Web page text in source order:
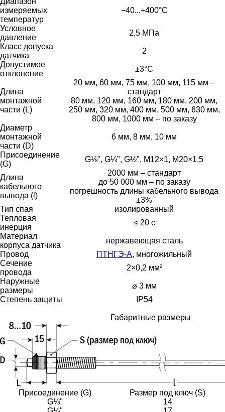
измеряемых
температур
−40...+400°С
Условное
давление
2,5 МПа
Класс допуска
датчика
2
Допустимое
отклонение
±3°С
Длина
монтажной
части (L)
20 мм, 60 мм, 75 мм, 100 мм, 115 мм –
стандарт
80 мм, 120 мм, 160 мм, 180 мм, 200 мм,
250 мм, 320 мм, 400 мм, 500 мм, 630 мм,
800 мм, 1000 мм – по заказу
Диаметр
монтажной
части (D)
6 мм, 8 мм, 10 мм
Присоединение
(G)
G⅛", G¼", G½", М12×1, М20×1,5
Длина
кабельного
вывода (l)
2000 мм – стандарт
до 50 000 мм – по заказу
погрешность длины кабельного вывода
±3%
Тип спая
изолированный
Тепловая
инерция
≤ 20 с
Материал
корпуса датчика
нержавеющая сталь
Провод
ПТНГЭ-А, многожильный
Сечение
провода
2×0,2 мм²
Наружные
размеры
⌀ 3 мм
Степень защиты
IP54
Габаритные размеры
Присоединение (G)
Размер под ключ (S)
G⅛"
14